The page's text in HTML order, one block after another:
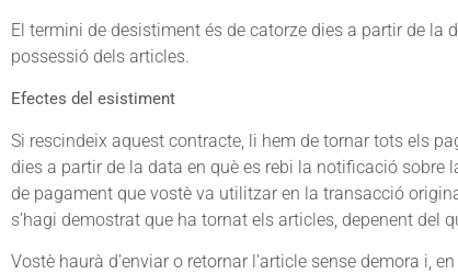
El termini de desistiment és de catorze dies a partir de
possessió dels articles.
Efectes del esistiment
Si rescindeix aquest contracte, li hem de tornar tots els
dies a partir de la data en què es rebi la notificació sobre
de pagament que vostè va utilitzar en la transacció
s’hagi demostrat que ha tornat els articles, depenent del
Vostè haurà d’enviar o retornar l’article sense demora i,